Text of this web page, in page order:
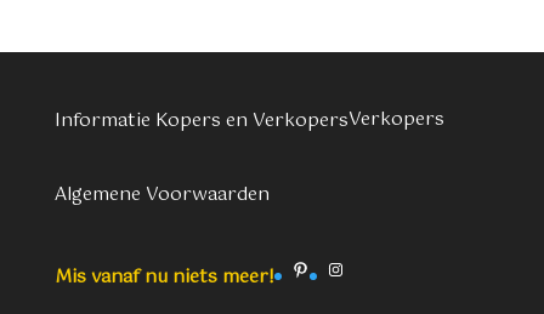
Informatie Kopers en VerkopersVerkopers
Algemene Voorwaarden
Mis vanaf nu niets meer! PinterestInstagram